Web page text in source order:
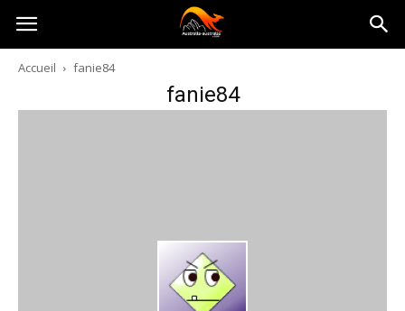
Australia-
australie.com
Accueil fanie84
fanie84